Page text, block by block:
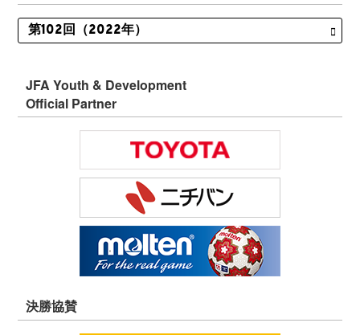
JFA Youth & Development
Official Partner
決勝協賛